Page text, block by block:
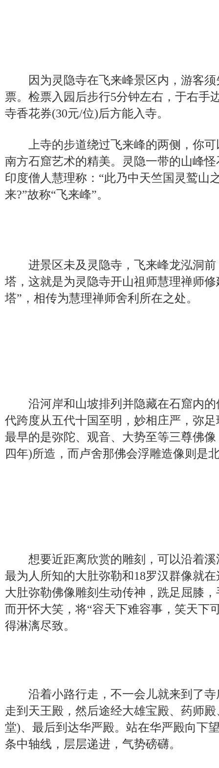
因为灵隐寺在飞来峰景区内，游客须
票。检票入园后步行5分钟左右，于右手
寺香花券(30元/位)后方能入寺。
上寺的步道绕过飞来峰的两侧，你可
南方石窟艺术的精美。灵隐一带的山峰
印度僧人慧理称：“此乃中天竺国灵鹫山
来?”故称“飞来峰”。
进景区未及灵隐寺，飞来峰龙泓洞前
塔，这就是为灵隐寺开山祖师慧理禅师
塔”，相传为慧理禅师舍利所在之处。
沿河岸和山坡排列并隐藏在石窟内的
代跨度从五代十国至明，妙相庄严，弥
最早的是弥陀、观音、大势至等三尊佛
四年)所造，而卢舍那佛会浮雕造像则是
想要近距离欣赏的雕刻，可以沿着溪
最为人所知的大肚弥勒和18罗汉群像就
大肚弥勒佛像雕刻生动传神，跣足屈膝
而开怀大笑，将“容天下难容事，笑天下
得淋漓尽致。
沿着小路行走，不一会儿就来到了寺
走到天王殿，然后途经大雄宝殿、药师
堂)、最后到达华严殿。站在华严殿向下
条中轴线，层层递进，气势磅礴。